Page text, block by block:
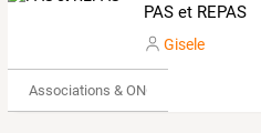
PAS et REPAS
Gisele
Associations & ONG